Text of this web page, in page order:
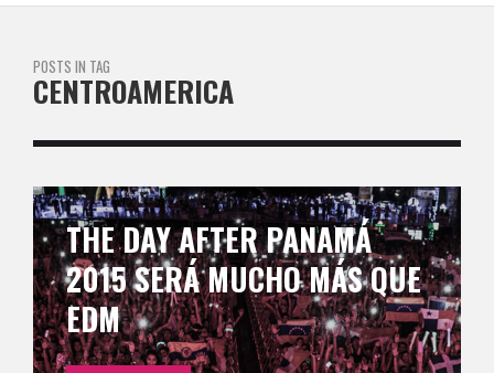
POSTS IN TAG
CENTROAMERICA
THE DAY AFTER PANAMÁ
2015 SERÁ MUCHO MÁS QUE
EDM